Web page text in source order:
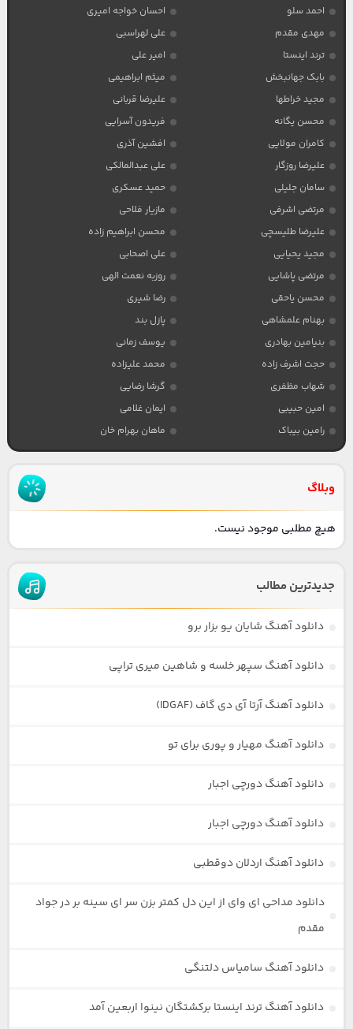
احمد سلو
احسان خواجه امیری
مهدی مقدم
علی لهراسبی
ترند اینستا
امیر علی
بابک جهانبخش
میثم ابراهیمی
مجید خراطها
علیرضا قربانی
محسن یگانه
فریدون آسرایی
کامران مولایی
افشین آذری
علیرضا روزگار
علی عبدالمالکی
سامان جلیلی
حمید عسکری
مرتضی اشرفی
مازیار فلاحی
علیرضا طلیسچی
محسن ابراهیم زاده
مجید یحیایی
علی اصحابی
مرتضی پاشایی
روزبه نعمت الهی
محسن یاحقی
رضا شیری
بهنام علمشاهی
پازل بند
بنیامین بهادری
یوسف زمانی
حجت اشرف زاده
محمد علیزاده
شهاب مظفری
گرشا رضایی
امین حبیبی
ایمان غلامی
رامین بیباک
ماهان بهرام خان
وبلاگ
هیچ مطلبی موجود نیست.
جدیدترین مطالب
دانلود آهنگ شایان یو بزار برو
دانلود آهنگ سپهر خلسه و شاهین میری تراپی
دانلود آهنگ آرتا آی دی گاف (IDGAF)
دانلود آهنگ مهیار و پوری برای تو
دانلود آهنگ دورچی اجبار
دانلود آهنگ دورچی اجبار
دانلود آهنگ اردلان دوقطبی
دانلود مداحی ای وای از این دل کمتر بزن سر ای سینه بر در جواد
مقدم
دانلود آهنگ سامیاس دلتنگی
دانلود آهنگ ترند اینستا برکشتگان نینوا اربعین آمد